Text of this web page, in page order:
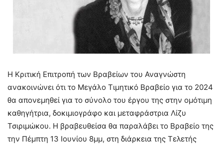
Η Κριτική Επιτροπή των Βραβείων του Αναγνώστη
ανακοινώνει ότι το Μεγάλο Τιμητικό Βραβείο για το 2024
θα απονεμηθεί για το σύνολο του έργου της στην ομότιμη
καθηγήτρια, δοκιμιογράφο και μεταφράστρια Λίζυ
Τσιριμώκου. Η βραβευθείσα θα παραλάβει το Βραβείο της
την Πέμπτη 13 Ιουνίου 8μμ, στη διάρκεια της Τελετής